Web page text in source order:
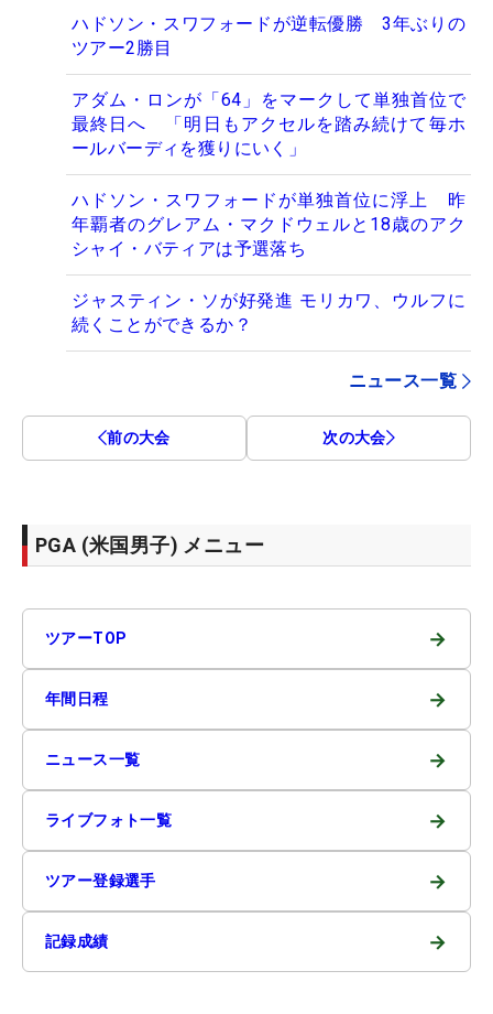
ハドソン・スワフォードが逆転優勝 3年ぶりの
ツアー2勝目
アダム・ロンが「64」をマークして単独首位で
最終日へ 「明日もアクセルを踏み続けて毎ホ
ールバーディを獲りにいく」
ハドソン・スワフォードが単独首位に浮上 昨
年覇者のグレアム・マクドウェルと18歳のアク
シャイ・バティアは予選落ち
ジャスティン・ソが好発進 モリカワ、ウルフに
続くことができるか？
ニュース一覧
前の大会 次の大会
PGA (米国男子) メニュー
ツアーTOP →
年間日程 →
ニュース一覧 →
ライブフォト一覧 →
ツアー登録選手 →
記録成績 →